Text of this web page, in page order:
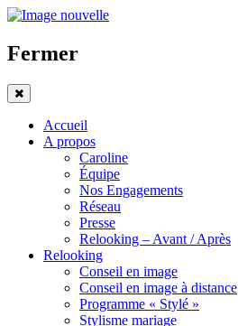
Fermer
Accueil
A propos
Caroline
Équipe
Nos Engagements
Réseau
Presse
Relooking – Avant / Après
Relooking
Conseil en image
Conseil en image à distance
Programme « Stylé »
Stylisme mariage